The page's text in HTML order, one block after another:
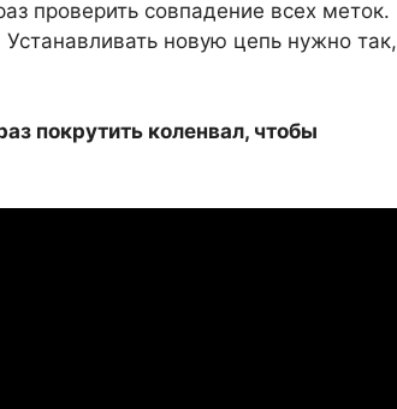
проверить совпадение всех меток.
новую цепь нужно так,
покрутить коленвал, чтобы